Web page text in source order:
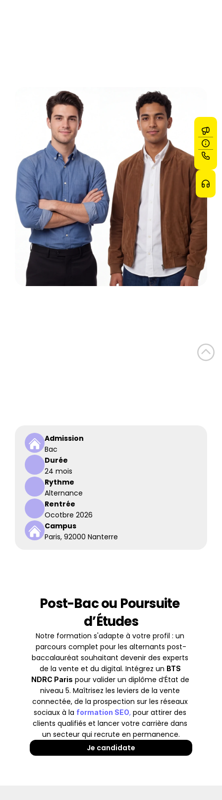
Admission
Bac
Durée
24 mois
Rythme
Alternance
Rentrée
Ocotbre 2026
Campus
Paris, 92000 Nanterre
Post-Bac ou Poursuite
d’Études
Notre formation s'adapte à votre profil : un
parcours complet pour les alternants post-
baccalauréat souhaitant devenir des experts
de la vente et du digital. Intégrez un BTS
NDRC Paris pour valider un diplôme d’État de
niveau 5. Maîtrisez les leviers de la vente
connectée, de la prospection sur les réseaux
sociaux à la formation SEO, pour attirer des
clients qualifiés et lancer votre carrière dans
un secteur qui recrute en permanence.
Je candidate